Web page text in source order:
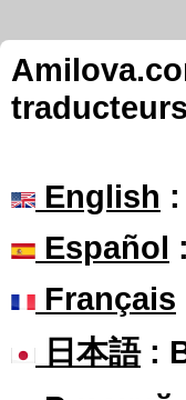
English
Español
Français
日本語: